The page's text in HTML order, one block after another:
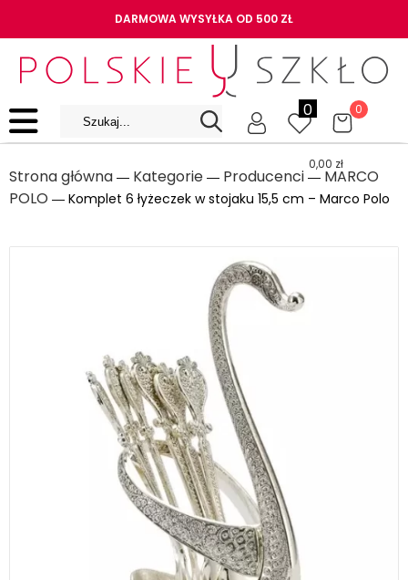
DARMOWA WYSYŁKA OD 500 ZŁ
0 0
0,00 zł
Strona główna ― Kategorie ― Producenci ― MARCO
POLO ― Komplet 6 łyżeczek w stojaku 15,5 cm – Marco Polo